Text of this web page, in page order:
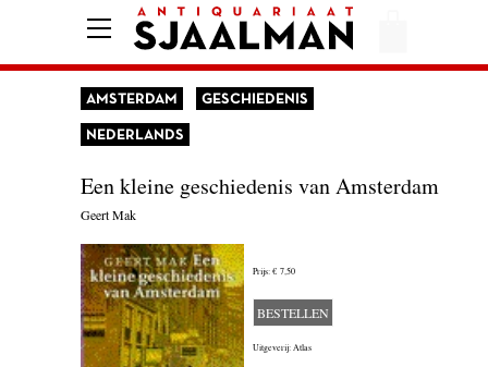
VOORWAARDEN
AANBIEDING
AMERIKA
AMSTERDAM
AMSTERDAM GESCHIEDENIS
NEDERLANDS
Een kleine geschiedenis van Amsterdam
Geert Mak
Prijs: € 7,50
BESTELLEN
Uitgeverij: Atlas